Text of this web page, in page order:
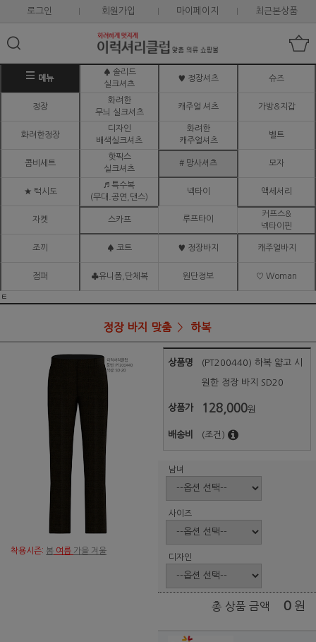
로그인 회원가입 마이페이지 최근본상품
메뉴
♠ 솔리드
실크셔츠
♥ 정장셔츠 슈즈
정장
화려한
무늬 실크셔츠
캐주얼 셔츠 가방&지갑
화려한정장
디자인
배색실크셔츠
화려한
캐주얼셔츠
벨트
콤비세트
핫픽스
실크셔츠
# 망사셔츠 모자
★ 턱시도
♬ 특수복
(무대.공연,댄스)
넥타이 액세서리
자켓 스카프 루프타이
커프스&
넥타이핀
조끼 ♠ 코트 ♥ 정장바지 캐주얼바지
점퍼 ♣유니폼,단체복 원단정보 ♡ Woman
ㅌ
정장 바지 맞춤 하복
착용시즌: 봄 여름 가을 겨울
상품명 (PT200440) 하복 얇고 시
원한 정장 바지 SD20
상품가 128,000원
배송비 (조건)
남녀
사이즈
디자인
총 상품 금액 0 원